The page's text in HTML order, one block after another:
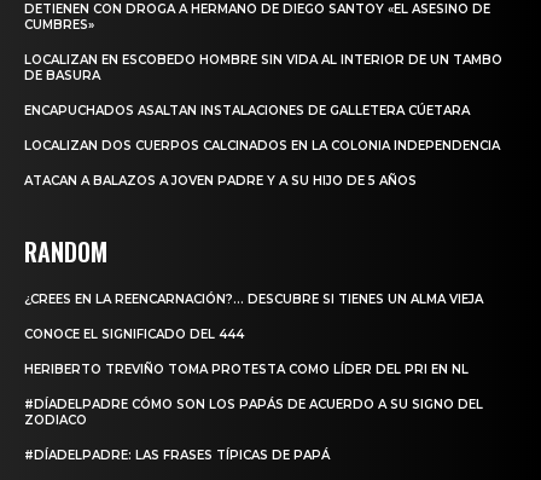
DETIENEN CON DROGA A HERMANO DE DIEGO SANTOY «EL ASESINO DE
CUMBRES»
LOCALIZAN EN ESCOBEDO HOMBRE SIN VIDA AL INTERIOR DE UN TAMBO
DE BASURA
ENCAPUCHADOS ASALTAN INSTALACIONES DE GALLETERA CÚETARA
LOCALIZAN DOS CUERPOS CALCINADOS EN LA COLONIA INDEPENDENCIA
ATACAN A BALAZOS A JOVEN PADRE Y A SU HIJO DE 5 AÑOS
RANDOM
¿CREES EN LA REENCARNACIÓN?… DESCUBRE SI TIENES UN ALMA VIEJA
CONOCE EL SIGNIFICADO DEL 444
HERIBERTO TREVIÑO TOMA PROTESTA COMO LÍDER DEL PRI EN NL
#DÍADELPADRE CÓMO SON LOS PAPÁS DE ACUERDO A SU SIGNO DEL
ZODIACO
#DÍADELPADRE: LAS FRASES TÍPICAS DE PAPÁ